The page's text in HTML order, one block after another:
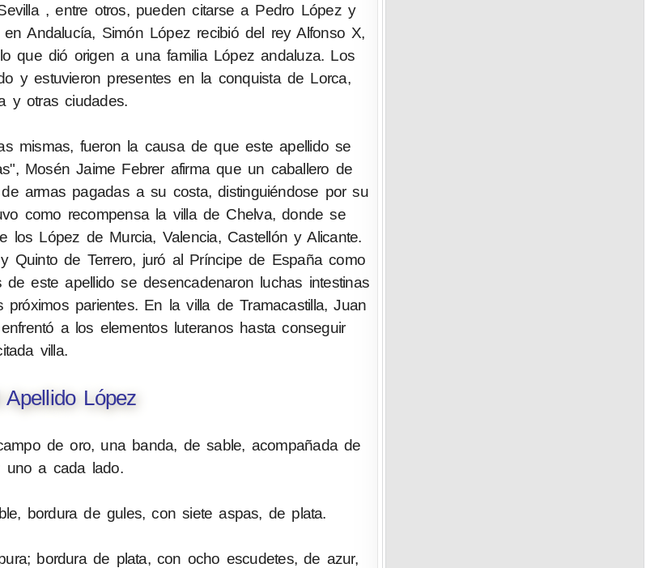
, entre otros, pueden citarse a Pedro López y
Andalucía, Simón López recibió del rey Alfonso X,
que dió origen a una familia López andaluza. Los
y estuvieron presentes en la conquista de Lorca,
y otras ciudades.
mismas, fueron la causa de que este apellido se
Mosén Jaime Febrer afirma que un caballero de
armas pagadas a su costa, distinguiéndose por su
como recompensa la villa de Chelva, donde se
López de Murcia, Valencia, Castellón y Alicante.
de Terrero, juró al Príncipe de España como
este apellido se desencadenaron luchas intestinas
parientes. En la villa de Tramacastilla, Juan
a los elementos luteranos hasta conseguir
villa.
López
de oro, una banda, de sable, acompañada de
uno a cada lado.
bordura de gules, con siete aspas, de plata.
bordura de plata, con ocho escudetes, de azur,